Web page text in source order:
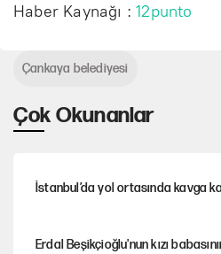
Haber Kaynağı :12punto
Çok Okunanlar
İstanbul’da yol ortasında kavga
Erdal Beşikçioğlu'nun kızı
Çankaya belediyesi